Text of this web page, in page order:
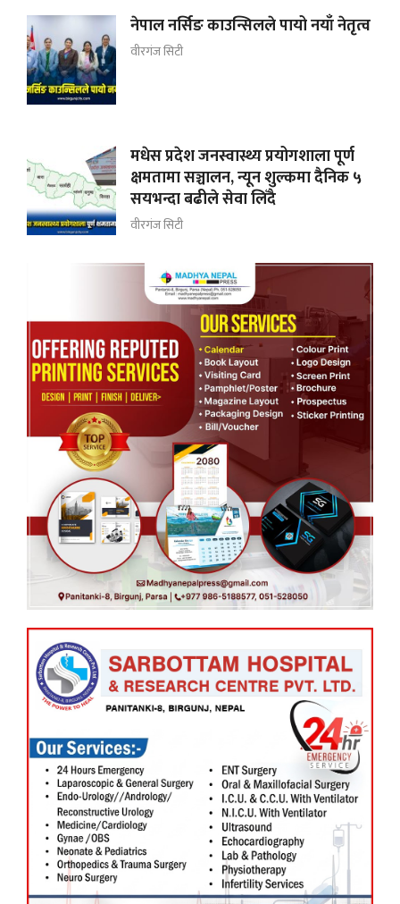
नेपाल नर्सिङ काउन्सिलले पायो नयाँ नेतृत्व
वीरगंज सिटी
मधेस प्रदेश जनस्वास्थ्य प्रयोगशाला पूर्ण
क्षमतामा सञ्चालन, न्यून शुल्कमा दैनिक ५
सयभन्दा बढीले सेवा लिँदै
वीरगंज सिटी